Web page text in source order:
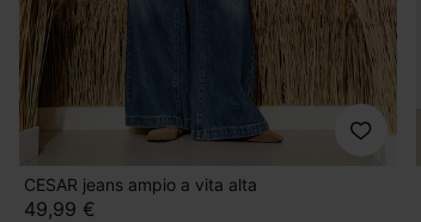
CESAR jeans ampio a vita alta
49,99 €